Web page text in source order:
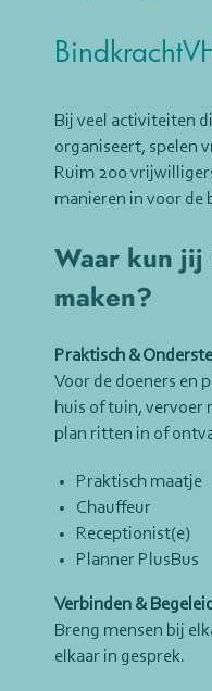
Bij veel activiteiten
organiseert, spelen
Ruim 200
manieren in voor de
Waar kun jij
maken?
Praktisch &
Voor de doeners en
huis of tuin, vervoer
plan ritten in of
Praktisch maatje
Chauffeur
Receptionist(e)
Planner PlusBus
Verbinden &
Breng mensen bij
elkaar in gesprek.